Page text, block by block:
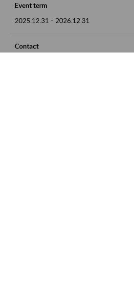
Event term
2025.12.31 - 2026.12.31
Contact